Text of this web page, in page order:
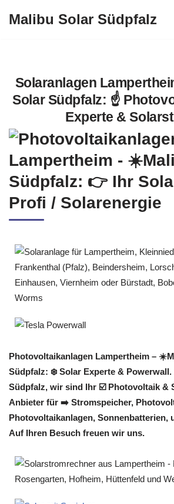
Malibu Solar Südpfalz
Solaranlagen
Solar Südpfalz: ☝️
Experte &
Photovoltaikanlagen Lampertheim –
Südpfalz: ❄️ Solar Experte &
Südpfalz, wir sind Ihr ☑️ Photovoltaik &
Anbieter für ➡️ Stromspeicher,
Photovoltaikanlagen, Sonnenbatterien,
Auf Ihren Besuch freuen wir uns.